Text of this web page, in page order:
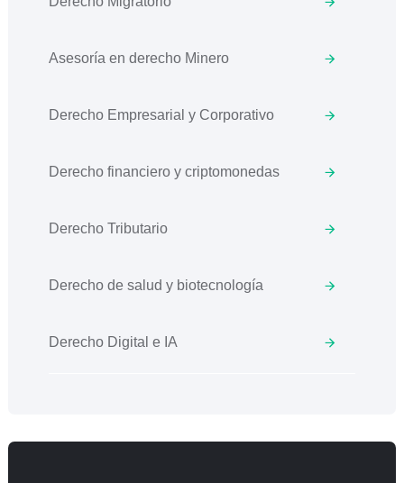
Asesoría en derecho Minero
Derecho Empresarial y Corporativo
Derecho financiero y criptomonedas
Derecho Tributario
Derecho de salud y biotecnología
Derecho Digital e IA